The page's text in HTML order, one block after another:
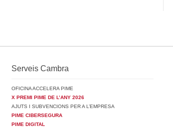
Serveis Cambra
OFICINA ACCELERA PIME
X PREMI PIME DE L’ANY 2026
AJUTS I SUBVENCIONS PER A L’EMPRESA
PIME CIBERSEGURA
PIME DIGITAL